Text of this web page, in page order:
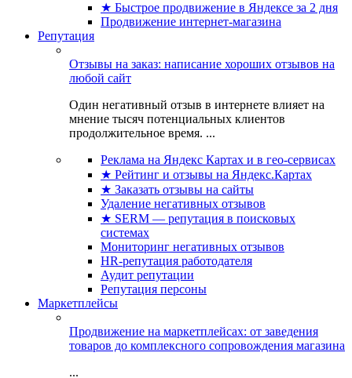
★ Быстрое продвижение в Яндексе за 2 дня
Продвижение интернет-магазина
Репутация
Отзывы на заказ: написание хороших отзывов на
любой сайт
Один негативный отзыв в интернете влияет на
мнение тысяч потенциальных клиентов
продолжительное время. ...
Реклама на Яндекс Картах и в гео-сервисах
★ Рейтинг и отзывы на Яндекс.Картах
★ Заказать отзывы на сайты
Удаление негативных отзывов
★ SERM — репутация в поисковых
системах
Мониторинг негативных отзывов
HR-репутация работодателя
Аудит репутации
Репутация персоны
Маркетплейсы
Продвижение на маркетплейсах: от заведения
товаров до комплексного сопровождения магазина
...